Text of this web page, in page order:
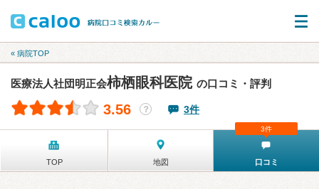
« 病院TOP
医療法人社団明正会柿栖眼科医院 の口コミ・評判
3.56 ？ 3件
TOP 地図 口コミ
3件